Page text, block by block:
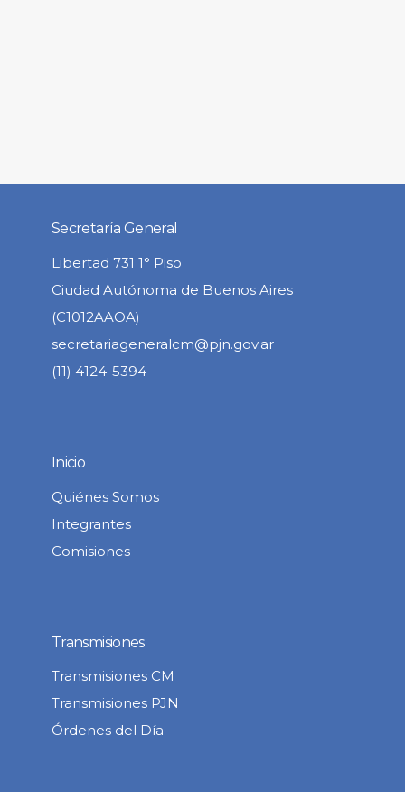
Secretaría General
Libertad 731 1° Piso
Ciudad Autónoma de Buenos Aires
(C1012AAOA)
secretariageneralcm@pjn.gov.ar
(11) 4124-5394
Inicio
Quiénes Somos
Integrantes
Comisiones
Transmisiones
Transmisiones CM
Transmisiones PJN
Órdenes del Día